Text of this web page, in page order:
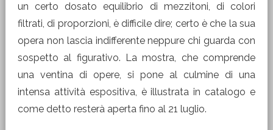
un certo dosato equilibrio di mezzitoni, di colori
filtrati, di proporzioni, è difficile dire; certo è che la sua
opera non lascia indifferente neppure chi guarda con
sospetto al figurativo. La mostra, che comprende
una ventina di opere, si pone al culmine di una
intensa attività espositiva, è illustrata in catalogo e
come detto resterà aperta fino al 21 luglio.